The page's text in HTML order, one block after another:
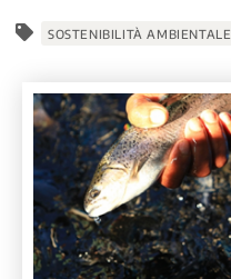
SOSTENIBILITÀ AMBIENTALE